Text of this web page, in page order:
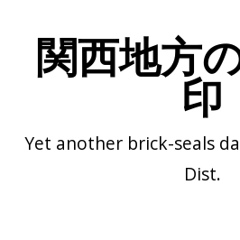
関西地方
印
Yet another brick-seals
Dist.